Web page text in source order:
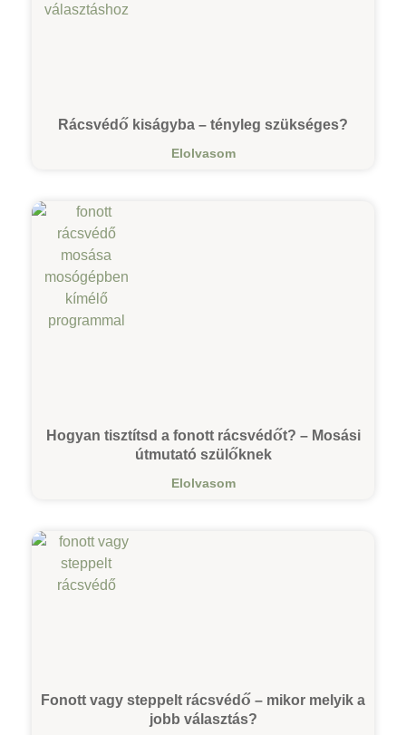
Rácsvédő kiságyba – tényleg szükséges?
Elolvasom
Hogyan tisztítsd a fonott rácsvédőt? – Mosási
útmutató szülőknek
Elolvasom
Fonott vagy steppelt rácsvédő – mikor melyik a
jobb választás?